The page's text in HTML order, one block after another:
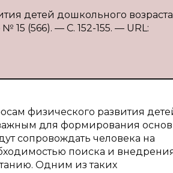
детей дошкольного
(566). — С. 152-155. — URL:
физического развития
для формирования основ
сопровождать человека на
поиска и
Одним из таких